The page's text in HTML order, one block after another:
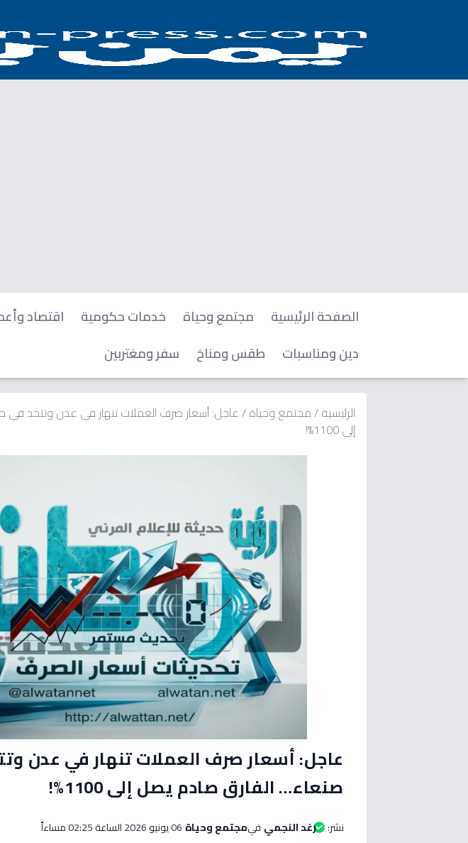
الصفحة الرئيسية مجتمع وحياة خدمات حكومية اقتصاد
دين ومناسبات
طقس ومناخ سفر ومغتربين
الرئيسية/مجتمع وحياة/عاجل: أسعار صرف العملات تنهار في عدن وتتحد في
إلى 1100%!
عاجل: أسعار صرف العملات تنهار في عدن
صنعاء… الفارق صادم يصل إلى 1100%!
نشر: رغد النجمي فيمجتمع وحياة 06 يونيو 2026 الساعة 02:25 مساءاً